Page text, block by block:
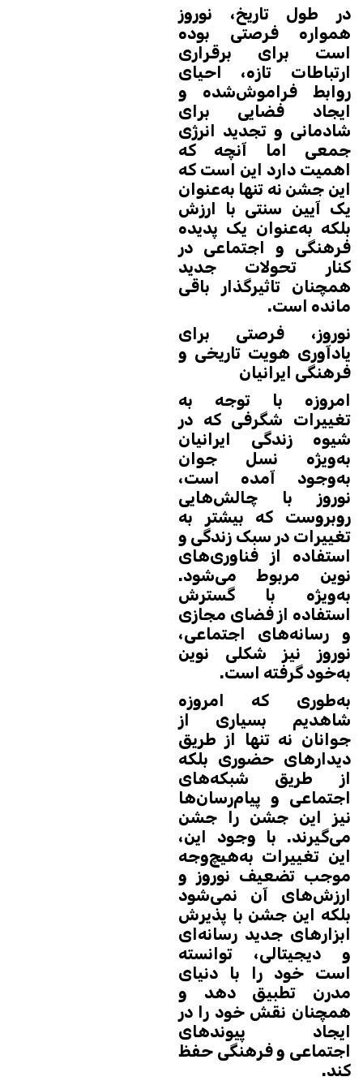
در طول تاریخ، نوروز
همواره فرصتی بوده
است برای برقراری
ارتباطات تازه، احیای
روابط فراموش‌شده و
ایجاد فضایی برای
شادمانی و تجدید انرژی
جمعی اما آنچه که
اهمیت دارد این است که
این جشن نه تنها به‌عنوان
یک آیین سنتی با ارزش
بلکه به‌عنوان یک پدیده
فرهنگی و اجتماعی در
کنار تحولات جدید
همچنان تاثیرگذار باقی
مانده است.
نوروز، فرصتی برای
یادآوری هویت تاریخی و
فرهنگی ایرانیان
امروزه با توجه به
تغییرات شگرفی که در
شیوه زندگی ایرانیان
به‌ویژه نسل جوان
به‌وجود آمده است،
نوروز با چالش‌هایی
روبروست که بیشتر به
تغییرات در سبک زندگی و
استفاده از فناوری‌های
نوین مربوط می‌شود.
به‌ویژه با گسترش
استفاده از فضای مجازی
و رسانه‌های اجتماعی،
نوروز نیز شکلی نوین
به‌خود گرفته است.
به‌طوری که امروزه
شاهدیم بسیاری از
جوانان نه تنها از طریق
دیدارهای حضوری بلکه
از طریق شبکه‌های
اجتماعی و پیام‌رسان‌ها
نیز این جشن را جشن
می‌گیرند. با وجود این،
این تغییرات به‌هیچ‌وجه
موجب تضعیف نوروز و
ارزش‌های آن نمی‌شود
بلکه این جشن با پذیرش
ابزارهای جدید رسانه‌ای
و دیجیتالی، توانسته
است خود را با دنیای
مدرن تطبیق دهد و
همچنان نقش خود را در
ایجاد پیوندهای
اجتماعی و فرهنگی حفظ
کند.